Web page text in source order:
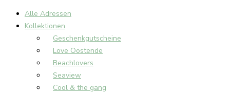
Alle Adressen
Kollektionen
Geschenkgutscheine
Love Oostende
Beachlovers
Seaview
Cool & the gang